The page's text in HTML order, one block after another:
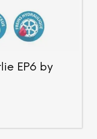
EP6 by